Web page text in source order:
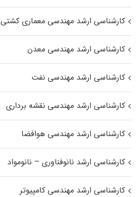
کارشناسی ارشد مهندسی معماری کشتی
کارشناسی ارشد مهندسی معدن
کارشناسی ارشد مهندسی نفت
کارشناسی ارشد مهندسی نقشه برداری
کارشناسی ارشد مهندسی هوافضا
کارشناسی ارشد نانوفناوری – نانومواد
کارشناسی ارشد مهندسی کامپیوتر